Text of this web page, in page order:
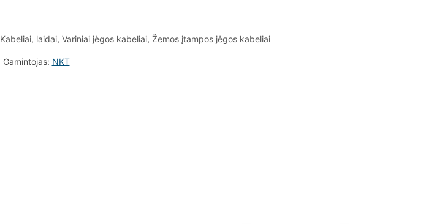
Kabeliai, laidai, Variniai jėgos kabeliai, Žemos įtampos jėgos kabeliai
Gamintojas: NKT